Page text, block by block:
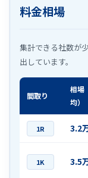
料金相場
集計できる社数が
出しています。
間取り
相場
均）
1R 3.2
1K 3.5